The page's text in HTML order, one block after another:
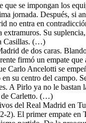
se impongan los
jornada. Después, si
no entra en
Su
Casillas. (…)
de dos caras.
firmó un empate que
Carlo Ancelotti se
su centro del campo.
A Pirlo ya no le bastan
de Carletto. (…)
del Real Madrid en
2). El primer empate en